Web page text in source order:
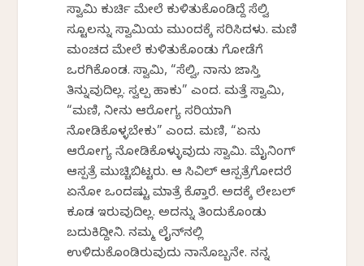
ಸ್ವಾಮಿ ಕುರ್ಚಿ ಮೇಲೆ ಕುಳಿತುಕೊಂಡಿದ್ದೆ ಸೆಲ್ವಿ
ಸ್ಟೂಲನ್ನು ಸ್ವಾಮಿಯ ಮುಂದಕ್ಕೆ ಸರಿಸಿದಳು. ಮಣಿ
ಮಂಚದ ಮೇಲೆ ಕುಳಿತುಕೊಂಡು ಗೋಡೆಗೆ
ಒರಗಿಕೊಂಡ. ಸ್ವಾಮಿ, “ಸೆಲ್ವಿ, ನಾನು ಜಾಸ್ತಿ
ತಿನ್ನುವುದಿಲ್ಲ. ಸ್ವಲ್ಪ ಹಾಕು” ಎಂದ. ಮತ್ತೆ ಸ್ವಾಮಿ,
“ಮಣಿ, ನೀನು ಆರೋಗ್ಯ ಸರಿಯಾಗಿ
ನೋಡಿಕೊಳ್ಳಬೇಕು” ಎಂದ. ಮಣಿ, “ಏನು
ಆರೋಗ್ಯ ನೋಡಿಕೊಳ್ಳುವುದು ಸ್ವಾಮಿ. ಮೈನಿಂಗ್
ಆಸ್ಪತ್ರೆ ಮುಚ್ಚಿಬಿಟ್ಟರು. ಆ ಸಿವಿಲ್ ಆಸ್ಪತ್ರೆಗೋದರೆ
ಏನೋ ಒಂದಷ್ಟು ಮಾತ್ರೆ ಕೊಡ್ತಾರೆ. ಅದಕ್ಕೆ ಲೇಬಲ್
ಕೂಡ ಇರುವುದಿಲ್ಲ. ಅದನ್ನು ತಿಂದುಕೊಂಡು
ಬದುಕಿದ್ದೀನಿ. ನಮ್ಮ ಲೈನ್‌ನಲ್ಲಿ
ಉಳಿದುಕೊಂಡಿರುವುದು ನಾನೊಬ್ಬನೇ. ನನ್ನ